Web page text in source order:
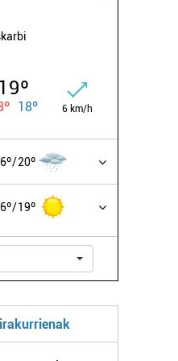
19º
18º 6 km/h
20º
19º